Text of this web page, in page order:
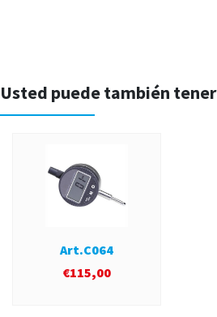
Usted puede también tener
Art.C064
€115,00